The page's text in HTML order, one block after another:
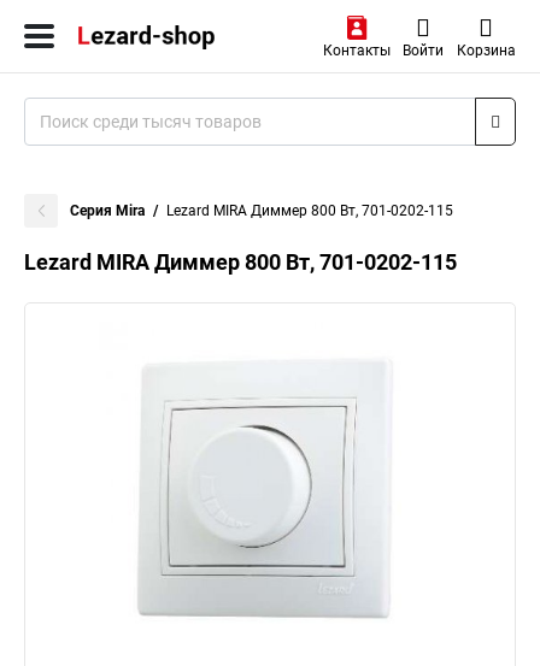
Контакты Войти Корзина
Серия Mira Lezard MIRA Диммер 800 Вт, 701-0202-115
Lezard MIRA Диммер 800 Вт, 701-0202-115